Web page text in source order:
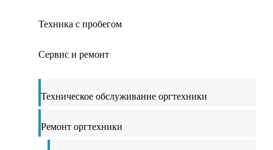
Техника с пробегом
Сервис и ремонт
Техническое обслуживание оргтехники
Ремонт оргтехники